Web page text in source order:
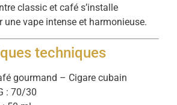
classic et café s’installe
une vape intense et harmonieuse.
techniques
gourmand – Cigare cubain
: 70/30